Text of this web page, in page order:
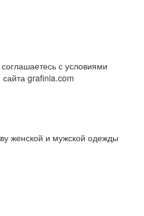
с условиями
сайта grafinia.com
женской и мужской одежды